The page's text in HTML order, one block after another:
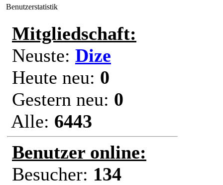
Benutzerstatistik
Mitgliedschaft:
Neuste: Dize
Heute neu: 0
Gestern neu: 0
Alle: 6443
Benutzer online:
Besucher: 134